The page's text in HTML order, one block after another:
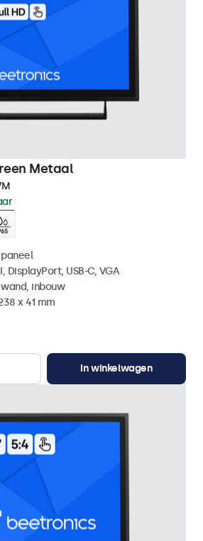
Metaal
DisplayPort, USB-C, VGA
inbouw
x 41 mm
In winkelwagen